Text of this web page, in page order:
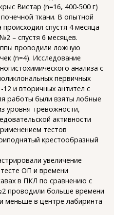
Вистар (n=16, 400-500 г)
ткани. В опытной
спустя 4 месяца
– спустя 6 месяцев.
проводили ложную
(n=4). Исследование
анализа с
первичных
12 и вторичных антител с
работы были взяты лобные
уровня тревожности,
активности
тестов
крестообразный
увеличение
ОП и времени
в ПКЛ по сравнению с
проводили больше времени
меньше в центре лабиринта